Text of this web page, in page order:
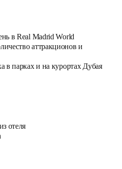
в Real Madrid World
аттракционов и
в парках и на курортах Дубая
отеля